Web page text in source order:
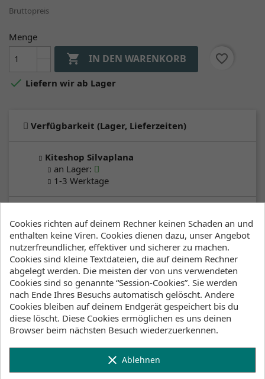
Bruttopreis
Menge
 IN DEN WARENKORB
favorite_border
 Liefern wir ab Lager
Verfügbarkeit (Lager, Lieferzeiten)
Kiteshop Silvaplana
an Lager:
1-3 Werktage
an Lager :
2-4 Werktage
Beschreibung Artikeldetails
there for a purpose! The Ride Engine Adjustable
Wing Harness Line is easy to apply and transfer
Cookies richten auf deinem Rechner keinen Schaden an und
enthalten keine Viren. Cookies dienen dazu, unser Angebot
nutzerfreundlicher, effektiver und sicherer zu machen.
Cookies sind kleine Textdateien, die auf deinem Rechner
abgelegt werden. Die meisten der von uns verwendeten
Cookies sind so genannte “Session-Cookies”. Sie werden
nach Ende Ihres Besuchs automatisch gelöscht. Andere
Cookies bleiben auf deinem Endgerät gespeichert bis du
diese löscht. Diese Cookies ermöglichen es uns deinen
Browser beim nächsten Besuch wiederzuerkennen.
clear Ablehnen